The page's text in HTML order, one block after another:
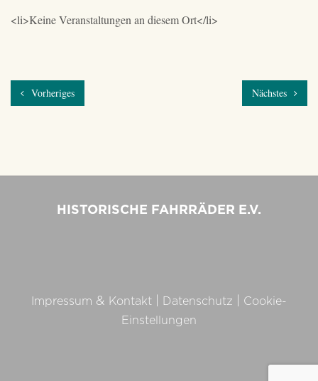
<li>Keine Veranstaltungen an diesem Ort</li>
Vorheriges Nächstes
HISTORISCHE FAHRRÄDER E.V.
Impressum & Kontakt Datenschutz
Cookie-
Einstellungen